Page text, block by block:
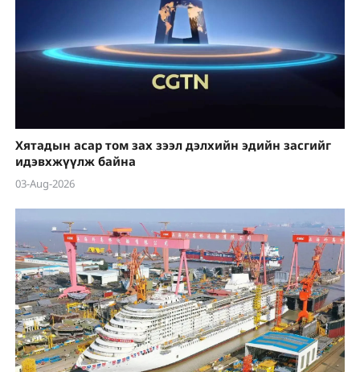
Хятадын асар том зах зээл дэлхийн эдийн засгийг
идэвхжүүлж байна
03-Aug-2026